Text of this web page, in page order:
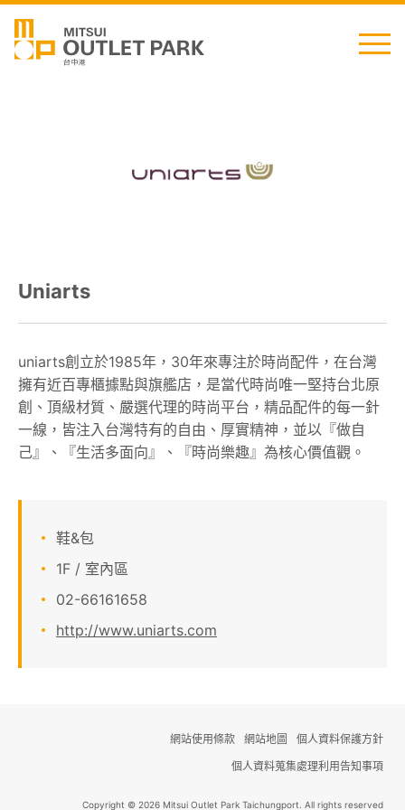
最新消息
櫃位資訊
顧客服務
線上DM
Uniarts
uniarts創立於1985年，30年來專注於時尚配件，在台灣
擁有近百專櫃據點與旗艦店，是當代時尚唯一堅持台北原
創、頂級材質、嚴選代理的時尚平台，精品配件的每一針
一線，皆注入台灣特有的自由、厚實精神，並以『做自
己』、『生活多面向』、『時尚樂趣』為核心價值觀。
鞋&包
1F / 室內區
02-66161658
http://www.uniarts.com
網站使用條款 網站地圖
個人資料保護方針
個人資料蒐集處理利用告知事項
Copyright © 2026 Mitsui Outlet Park Taichungport. All rights reserved